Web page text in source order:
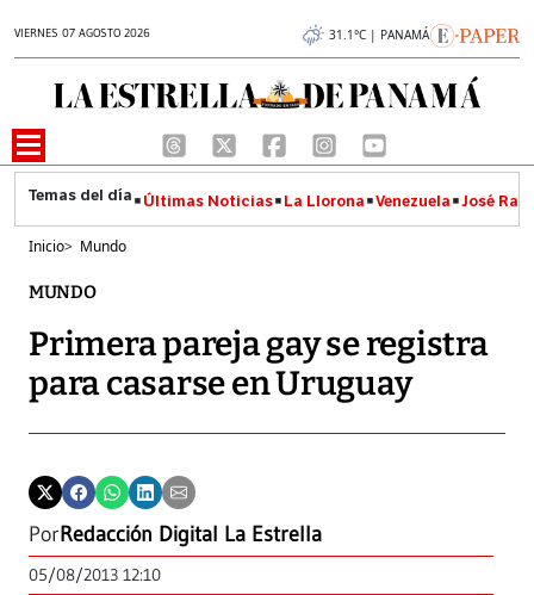
VIERNES 07 AGOSTO 2026 31.1°C | PANAMÁ
Últimas Noticias La Llorona Venezuela José
Inicio> Mundo
MUNDO
Primera pareja gay se registra
para casarse en Uruguay
PorRedacción Digital La Estrella
05/08/2013 12:10